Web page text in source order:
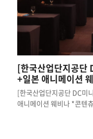
[한국산업단지공단
+일본 애니메이션
[한국산업단지공단 DC미
애니메이션 웨비나 *콘텐